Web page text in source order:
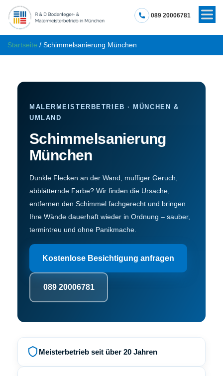
089 20006781
Startseite / Schimmelsanierung München
MALERMEISTERBETRIEB · MÜNCHEN &
UMLAND
Schimmelsanierung
München
Dunkle Flecken an der Wand, muffiger Geruch,
abblätternde Farbe? Wir finden die Ursache,
entfernen den Schimmel fachgerecht und bringen
Ihre Wände dauerhaft wieder in Ordnung – sauber,
termintreu und ohne Panikmache.
Kostenlose Besichtigung anfragen
089 20006781
Meisterbetrieb seit über 20 Jahren